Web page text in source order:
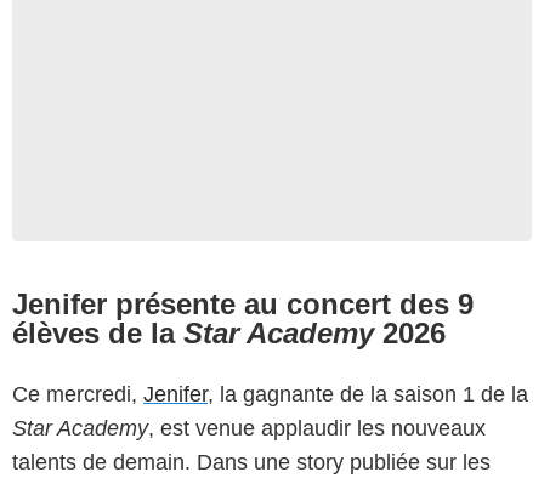
Jenifer présente au concert des 9
élèves de la Star Academy2026
Ce mercredi, Jenifer, la gagnante de la saison 1 de la
Star Academy, est venue applaudir les nouveaux
talents de demain. Dans une story publiée sur les